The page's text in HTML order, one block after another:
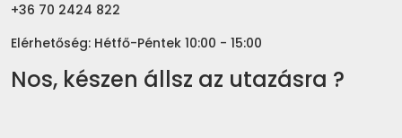
+36 70 2424 822
Elérhetőség: Hétfő-Péntek 10:00 - 15:00
Nos, készen állsz az utazásra ?